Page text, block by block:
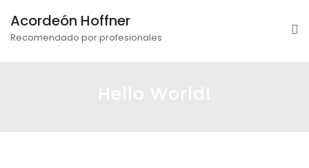
Acordeón Hoffner
Recomendado por profesionales